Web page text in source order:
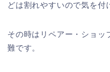
どは割れやすいので気を付
その時はリペアー・ショッ
難です。